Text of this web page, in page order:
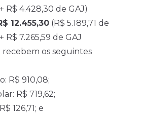
R$ 4.428,30 de GAJ)
12.455,30 (R$ 5.189,71 de
7.265,59 de GAJ
recebem os seguintes
R$ 910,08;
R$ 719,62;
126,71; e